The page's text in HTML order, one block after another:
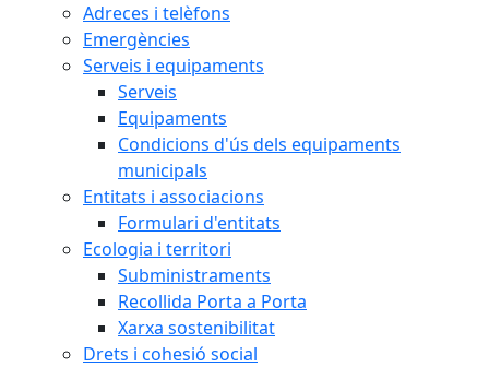
Adreces i telèfons
Emergències
Serveis i equipaments
Serveis
Equipaments
Condicions d'ús dels equipaments
municipals
Entitats i associacions
Formulari d'entitats
Ecologia i territori
Subministraments
Recollida Porta a Porta
Xarxa sostenibilitat
Drets i cohesió social